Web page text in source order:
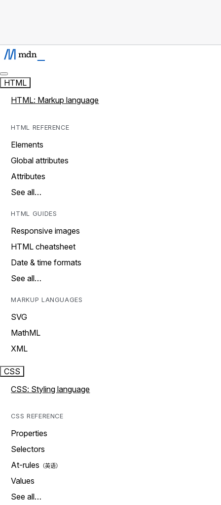
HTML
HTML: Markup language
HTML REFERENCE
Elements
Global attributes
Attributes
See all…
HTML GUIDES
Responsive images
HTML cheatsheet
Date & time formats
See all…
MARKUP LANGUAGES
SVG
MathML
XML
CSS
CSS: Styling language
CSS REFERENCE
Properties
Selectors
At-rules
Values
See all…